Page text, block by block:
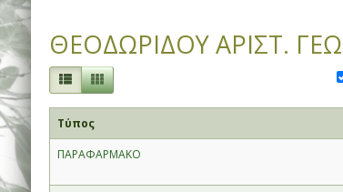
ΘΕΟΔΩΡΙΔΟΥ ΑΡΙΣΤ.
Τύπος
ΠΑΡΑΦΑΡΜΑΚΟ